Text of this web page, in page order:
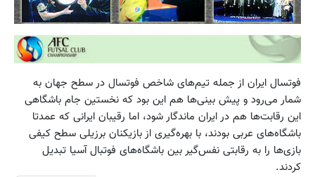
فوتسال ایران از جمله تیم‌های شاخص فوتسال در سطح جهان به
شمار می‌رود و پیش بینی‌ها هم این بود که نخستین جام باشگاهی
این رقابت‌ها هم در ایران ماندگار شود، ‌اما رقیبان ایرانی که عمدتا
باشگاه‌های عربی بودند، ‌با بهره‌گیری از بازیکنان برزیلی سطح کیفی
بازی‌ها را به رقابتی نفس‌گیر بین باشگاه‌های فوتبال آسیا تبدیل
کردند.